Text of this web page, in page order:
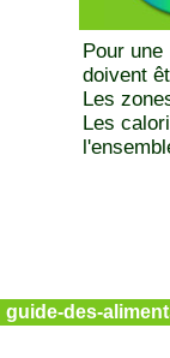
Pour
doivent
Les
Les
guide-des-